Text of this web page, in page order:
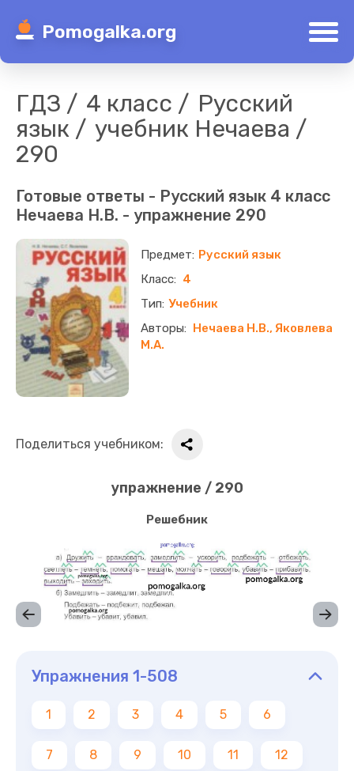
Pomogalka.org
ГДЗ 4 класс
Русский
язык
учебник Нечаева
290
Готовые ответы - Русский язык 4 класс
Нечаева Н.В. - упражнение 290
Русский язык
4
Учебник
Нечаева Н.В., Яковлева
М.А.
Поделиться учебником:
упражнение / 290
Решебник
Упражнения 1-508
1 2 3 4 5 6
7 8 9 10 11 12